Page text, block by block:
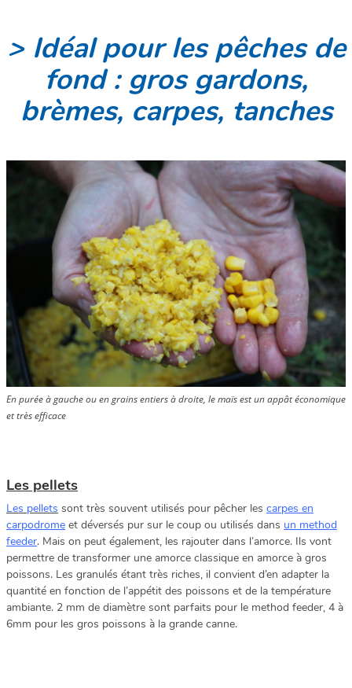
> Idéal pour les pêches de
fond : gros gardons,
brèmes, carpes, tanches
En purée à gauche ou en grains entiers à droite, le maïs est un appât économique
et très efficace
Les pellets
Les pellets sont très souvent utilisés pour pêcher les carpes en
carpodrome et déversés pur sur le coup ou utilisés dans un method
feeder. Mais on peut également, les rajouter dans l’amorce. Ils vont
permettre de transformer une amorce classique en amorce à gros
poissons. Les granulés étant très riches, il convient d’en adapter la
quantité en fonction de l’appétit des poissons et de la température
ambiante. 2 mm de diamètre sont parfaits pour le method feeder, 4 à
6mm pour les gros poissons à la grande canne.